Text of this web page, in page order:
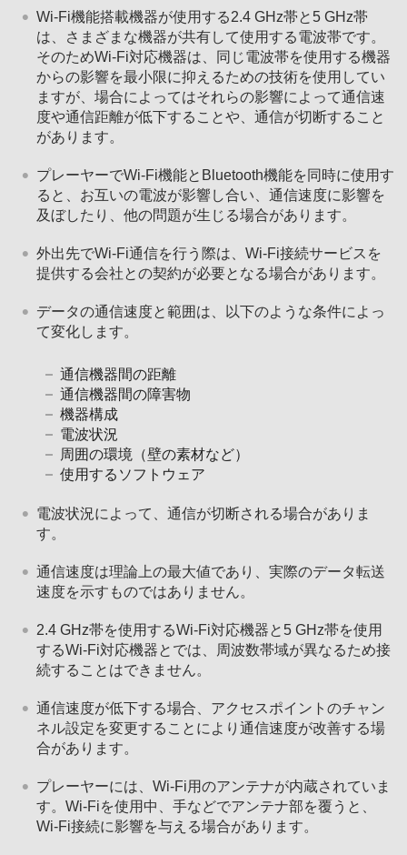
Wi-Fi機能搭載機器が使用する2.4 GHz帯と5 GHz帯
は、さまざまな機器が共有して使用する電波帯です。
そのためWi-Fi対応機器は、同じ電波帯を使用する機器
からの影響を最小限に抑えるための技術を使用してい
ますが、場合によってはそれらの影響によって通信速
度や通信距離が低下することや、通信が切断すること
があります。
プレーヤーでWi-Fi機能とBluetooth機能を同時に使用す
ると、お互いの電波が影響し合い、通信速度に影響を
及ぼしたり、他の問題が生じる場合があります。
外出先でWi-Fi通信を行う際は、Wi-Fi接続サービスを
提供する会社との契約が必要となる場合があります。
データの通信速度と範囲は、以下のような条件によっ
て変化します。
通信機器間の距離
通信機器間の障害物
機器構成
電波状況
周囲の環境（壁の素材など）
使用するソフトウェア
電波状況によって、通信が切断される場合がありま
す。
通信速度は理論上の最大値であり、実際のデータ転送
速度を示すものではありません。
2.4 GHz帯を使用するWi-Fi対応機器と5 GHz帯を使用
するWi-Fi対応機器とでは、周波数帯域が異なるため接
続することはできません。
通信速度が低下する場合、アクセスポイントのチャン
ネル設定を変更することにより通信速度が改善する場
合があります。
プレーヤーには、Wi-Fi用のアンテナが内蔵されていま
す。Wi-Fiを使用中、手などでアンテナ部を覆うと、
Wi-Fi接続に影響を与える場合があります。